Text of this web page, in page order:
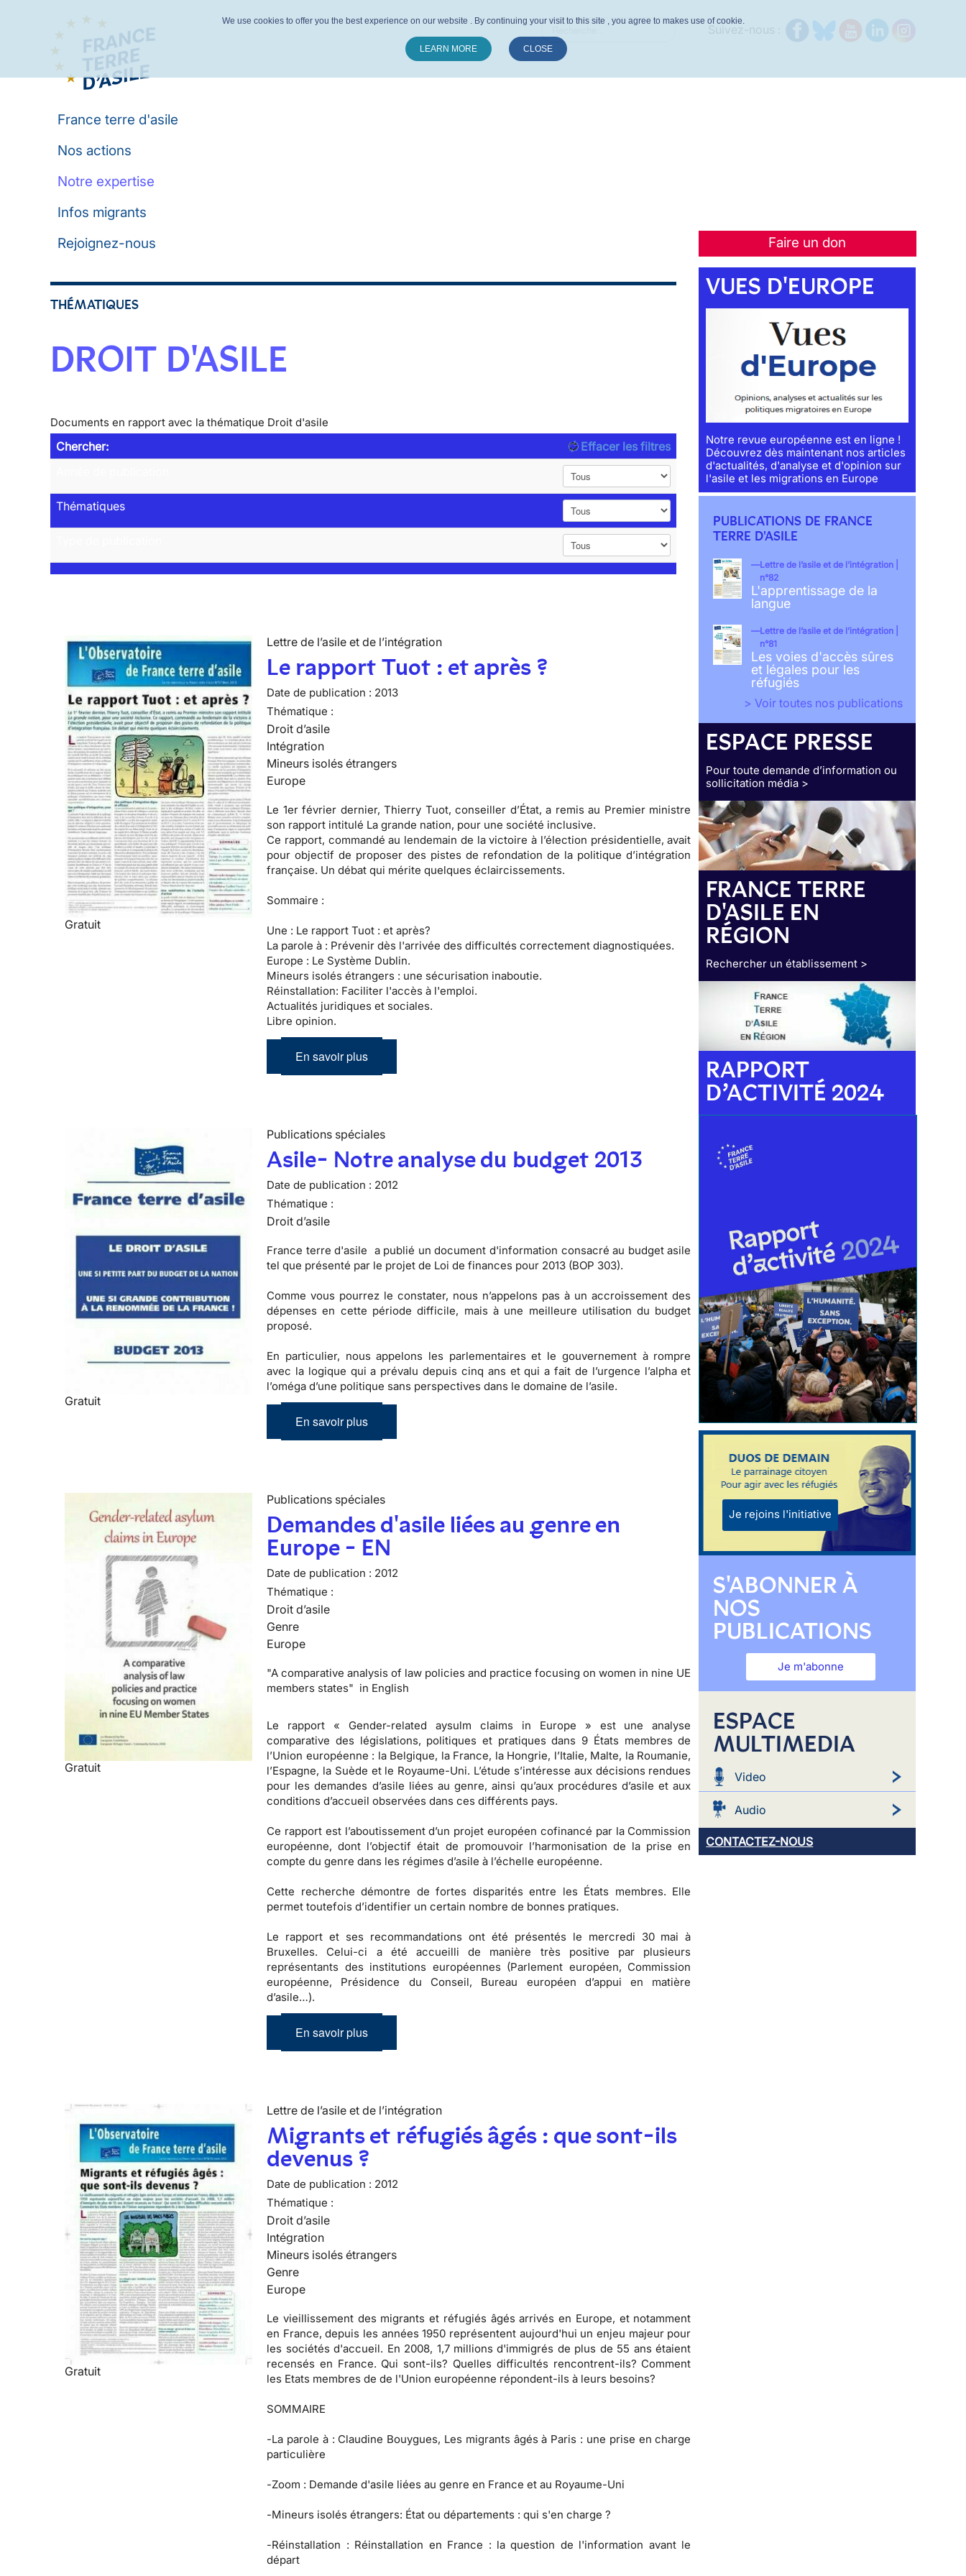
France terre d'asile
Nos actions
Notre expertise
Infos migrants
Faire un don
Rejoignez-nous
THÉMATIQUES
DROIT D'ASILE
Documents en rapport avec la thématique Droit d'asile
Chercher:
Effacer les filtres
Thématiques
Gratuit
Lettre de l’asile et de l’intégration
Le rapport Tuot : et après ?
Date de publication : 2013
Thématique :
Droit d’asile
Intégration
Mineurs isolés étrangers
Europe
Le 1er février dernier, Thierry Tuot, conseiller d’État, a remis au Premier ministre
son rapport intitulé La grande nation, pour une société inclusive.
Ce rapport, commandé au lendemain de la victoire à l’élection présidentielle, avait
pour objectif de proposer des pistes de refondation de la politique d’intégration
française. Un débat qui mérite quelques éclaircissements.
Sommaire :
Une : Le rapport Tuot : et après?
La parole à : Prévenir dès l'arrivée des difficultés correctement diagnostiquées.
Europe : Le Système Dublin.
Mineurs isolés étrangers : une sécurisation inaboutie.
Réinstallation: Faciliter l'accès à l'emploi.
Actualités juridiques et sociales.
Libre opinion.
En savoir plus
Gratuit
Publications spéciales
Asile- Notre analyse du budget 2013
Date de publication : 2012
Thématique :
Droit d’asile
France terre d'asile a publié undocument d'information consacré au budget asile
tel que présenté par le projet de Loi de finances pour 2013 (BOP 303).
Comme vous pourrez le constater, nous n’appelons pas à un accroissement des
dépenses en cette période difficile, mais à une meilleure utilisation du budget
proposé.
En particulier, nous appelons les parlementaires et le gouvernement à rompre
avec la logique qui a prévalu depuis cinq ans et qui a fait de l’urgence l’alpha et
l’oméga d’une politique sans perspectives dans le domaine de l’asile.
En savoir plus
Gratuit
Publications spéciales
Demandes d'asile liées au genre en
Europe - EN
Date de publication : 2012
Thématique :
Droit d’asile
Genre
Europe
"A comparative analysis of law policies and practice focusing on women in nine UE
members states" in English
Le rapport « Gender-related aysulm claims in Europe » est une analyse
comparative des législations, politiques et pratiques dans 9 États membres de
l’Union européenne : la Belgique, la France, la Hongrie, l’Italie, Malte, la Roumanie,
l’Espagne, la Suède et le Royaume-Uni. L’étude s’intéresse aux décisions rendues
pour les demandes d’asile liées au genre, ainsi qu’aux procédures d’asile et aux
conditions d’accueil observées dans ces différents pays.
Ce rapport est l’aboutissement d’un projet européen cofinancé par la Commission
européenne, dont l’objectif était de promouvoir l’harmonisation de la prise en
compte du genre dans les régimes d’asile à l’échelle européenne.
Cette recherche démontre de fortes disparités entre les États membres. Elle
permet toutefois d’identifier un certain nombre de bonnes pratiques.
Le rapport et ses recommandations ont été présentés le mercredi 30 mai à
Bruxelles. Celui-ci a été accueilli de manière très positive par plusieurs
représentants des institutions européennes (Parlement européen, Commission
européenne, Présidence du Conseil, Bureau européen d’appui en matière
d’asile…).
En savoir plus
Gratuit
Lettre de l’asile et de l’intégration
Migrants et réfugiés âgés : que sont-ils
devenus ?
Date de publication : 2012
Thématique :
Droit d’asile
Intégration
Mineurs isolés étrangers
Genre
Europe
Le vieillissement des migrants et réfugiés âgés arrivés en Europe, et notamment
en France, depuis les années 1950 représentent aujourd'hui un enjeu majeur pour
les sociétés d'accueil. En 2008, 1,7 millions d'immigrés de plus de 55 ans étaient
recensés en France. Qui sont-ils? Quelles difficultés rencontrent-ils? Comment
les Etats membres de de l'Union européenne répondent-ils à leurs besoins?
SOMMAIRE
-La parole à: Claudine Bouygues, Les migrants âgés à Paris : une prise en charge
particulière
-Zoom : Demande d'asile liées au genre en France et au Royaume-Uni
-Mineurs isolés étrangers: État ou départements : qui s'en charge ?
-Réinstallation : Réinstallation en France : la question de l'information avant le
départ
VUES D'EUROPE
Notre revue européenne est en ligne !
Découvrez dès maintenant nos articles
d'actualités, d'analyse et d'opinion sur
l'asile et les migrations en Europe
PUBLICATIONS DE FRANCE
TERRE D'ASILE
Lettre de l’asile et de l’intégration |
n°82
L'apprentissage de la
langue
Lettre de l’asile et de l’intégration |
n°81
Les voies d'accès sûres
et légales pour les
réfugiés
> Voir toutes nos publications
ESPACE PRESSE
Pour toute demande d’information ou
sollicitation média >
FRANCE TERRE
D'ASILE EN
RÉGION
Rechercher un établissement >
RAPPORT
D’ACTIVITÉ 2024
Je rejoins l'initiative
S'ABONNER À
NOS
PUBLICATIONS
Je m'abonne
ESPACE
MULTIMEDIA
Video
Audio
CONTACTEZ-NOUS
We use cookies to offer you the best experience on our website . By continuing your visit to this site , you agree to makes use of cookie.
LEARN MORE CLOSE